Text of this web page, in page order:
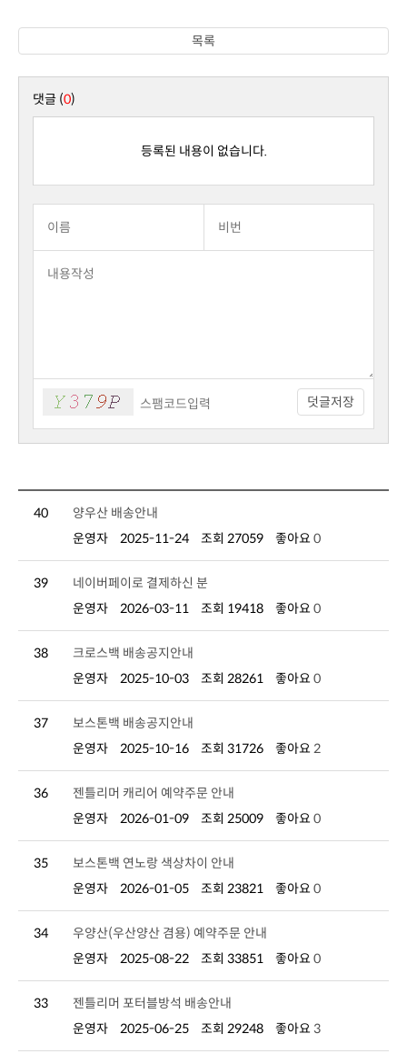
목록
댓글 (0)
등록된 내용이 없습니다.
덧글저장
40
양우산 배송안내
운영자
2025-11-24 조회 27059 좋아요 0
39
네이버페이로 결제하신 분
운영자
2026-03-11 조회 19418 좋아요 0
38
크로스백 배송공지안내
운영자
2025-10-03 조회 28261 좋아요 0
37
보스톤백 배송공지안내
운영자
2025-10-16 조회 31726 좋아요 2
36
젠틀리머 캐리어 예약주문 안내
운영자
2026-01-09 조회 25009 좋아요 0
35
보스톤백 연노랑 색상차이 안내
운영자
2026-01-05 조회 23821 좋아요 0
34
우양산(우산양산 겸용) 예약주문 안내
운영자
2025-08-22 조회 33851 좋아요 0
33
젠틀리머 포터블방석 배송안내
운영자
2025-06-25 조회 29248 좋아요 3